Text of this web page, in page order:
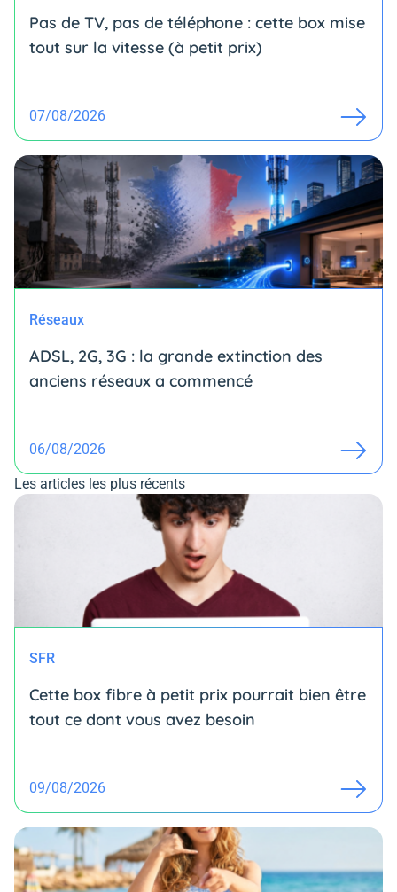
Pas de TV, pas de téléphone : cette box mise
tout sur la vitesse (à petit prix)
07/08/2026
Réseaux
ADSL, 2G, 3G : la grande extinction des
anciens réseaux a commencé
06/08/2026
Les articles les plus récents
SFR
Cette box fibre à petit prix pourrait bien être
tout ce dont vous avez besoin
09/08/2026